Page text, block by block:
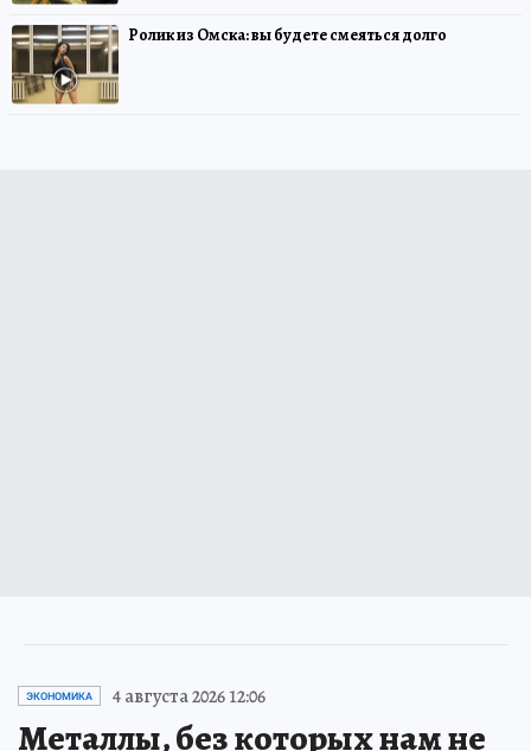
Ролик из Омска: вы будете смеяться долго
ЭКОНОМИКА 4 августа 2026 12:06
Металлы, без которых нам не